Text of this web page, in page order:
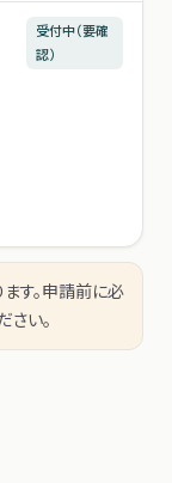
受付中（要確
認）
す。申請前に必
い。